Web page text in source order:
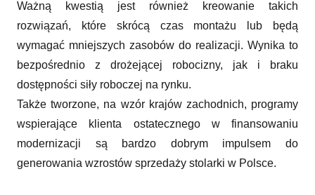
Ważną kwestią jest również kreowanie takich
rozwiązań, które skrócą czas montażu lub będą
wymagać mniejszych zasobów do realizacji. Wynika to
bezpośrednio z drożejącej robocizny, jak i braku
dostępności siły roboczej na rynku.
Także tworzone, na wzór krajów zachodnich, programy
wspierające klienta ostatecznego w finansowaniu
modernizacji są bardzo dobrym impulsem do
generowania wzrostów sprzedaży stolarki w Polsce.